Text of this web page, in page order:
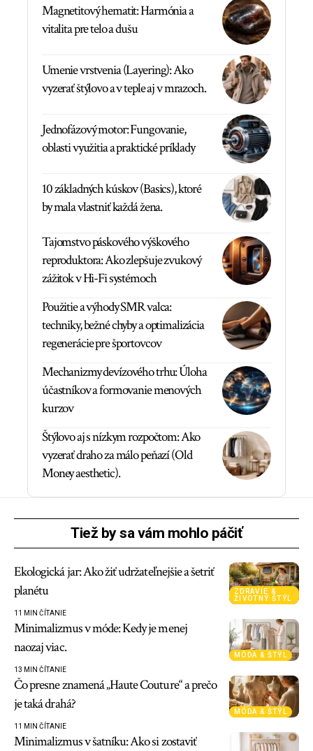
Magnetitový hematit: Harmónia a
vitalita pre telo a dušu
Umenie vrstvenia (Layering): Ako
vyzerať štýlovo a v teple aj v mrazoch.
Jednofázový motor: Fungovanie,
oblasti využitia a praktické príklady
10 základných kúskov (Basics), ktoré
by mala vlastniť každá žena.
Tajomstvo páskového výškového
reproduktora: Ako zlepšuje zvukový
zážitok v Hi-Fi systémoch
Použitie a výhody SMR valca:
techniky, bežné chyby a optimalizácia
regenerácie pre športovcov
Mechanizmy devízového trhu: Úloha
účastníkov a formovanie menových
kurzov
Štýlovo aj s nízkym rozpočtom: Ako
vyzerať draho za málo peňazí (Old
Money aesthetic).
Tiež by sa vám mohlo páčiť
ZDRAVIE &
ŽIVOTNÝ ŠTÝL
Ekologická jar: Ako žiť udržateľnejšie a šetriť
planétu
11 MIN ČÍTANIE
MÓDA & ŠTÝL
Minimalizmus v móde: Kedy je menej
naozaj viac.
13 MIN ČÍTANIE
MÓDA & ŠTÝL
Čo presne znamená „Haute Couture“ a prečo
je taká drahá?
11 MIN ČÍTANIE
Minimalizmus v šatníku: Ako si zostaviť